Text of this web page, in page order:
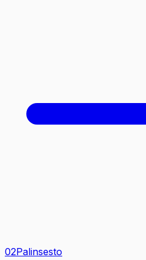
02Palinsesto